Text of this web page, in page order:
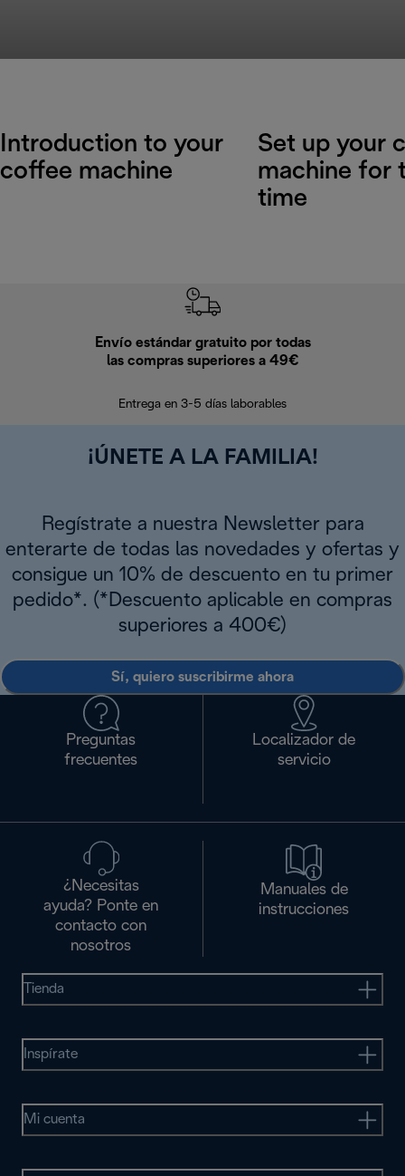
Introduction to your
coffee machine
Set up your
machine for
time
Envío estándar gratuito por todas
las compras superiores a 49€
Entrega en 3-5 días laborables
¡ÚNETE A LA FAMILIA!
Regístrate a nuestra Newsletter para
enterarte de todas las novedades y ofertas y
consigue un 10% de descuento en tu primer
pedido*. (*Descuento aplicable en compras
superiores a 400€)
Sí, quiero suscribirme ahora
Preguntas
frecuentes
Localizador de
servicio
¿Necesitas
ayuda? Ponte en
contacto con
nosotros
Manuales de
instrucciones
Tienda
Inspírate
Mi cuenta